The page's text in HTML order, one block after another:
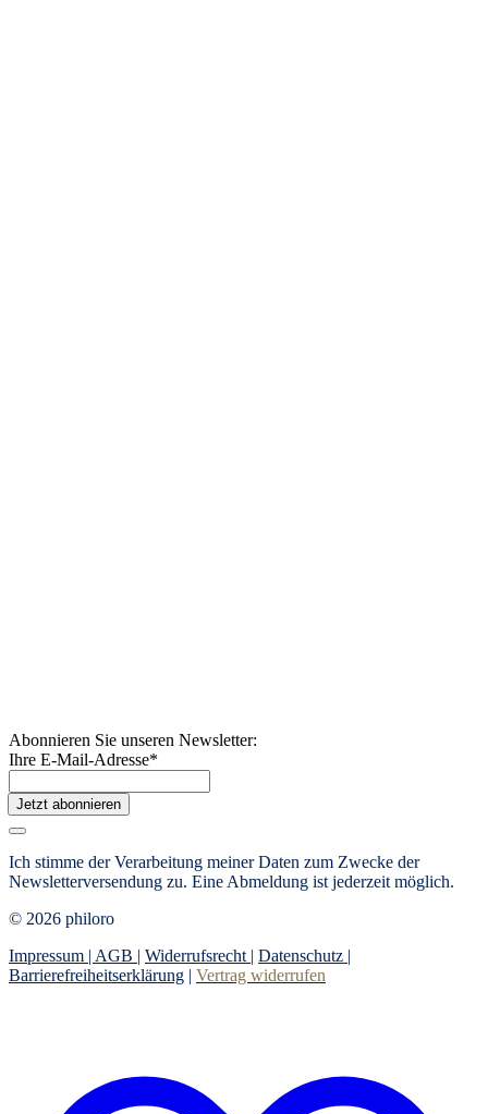
Abonnieren Sie unseren Newsletter:
Ihre E-Mail-Adresse*
Jetzt abonnieren
Ich stimme der Verarbeitung meiner Daten zum Zwecke der
Newsletterversendung zu. Eine Abmeldung ist jederzeit möglich.
© 2026 philoro
Impressum | AGB | Widerrufsrecht | Datenschutz |
Barrierefreiheitserklärung | Vertrag widerrufen